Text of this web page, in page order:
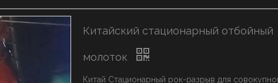
выключатель марки YZH
молот марки Rammer
стрел Китайский стационарный отбойный
молоток
Китай Стационарный рок-разрыв для